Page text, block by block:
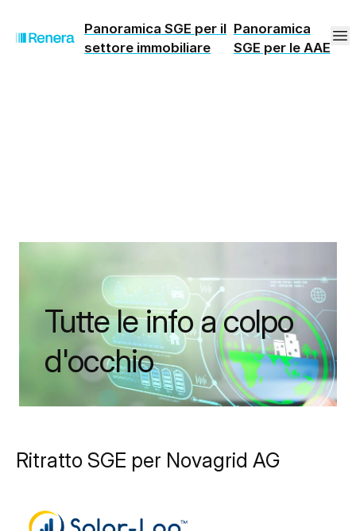
Panoramica SGE per il
settore immobiliare
Panoramica
SGE per le AAE
Tutte le info a colpo
d'occhio
Ritratto SGE per Novagrid AG